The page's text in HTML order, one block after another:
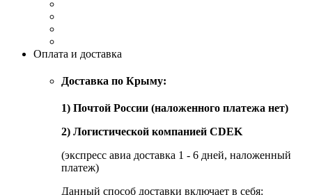
Оплата и доставка
Доставка по Крыму:
1) Почтой России (наложенного платежа нет)
2) Логистической компанией CDEK
(экспресс авиа доставка 1 - 6 дней, наложенный
платеж)
Данный способ доставки включает в себя: